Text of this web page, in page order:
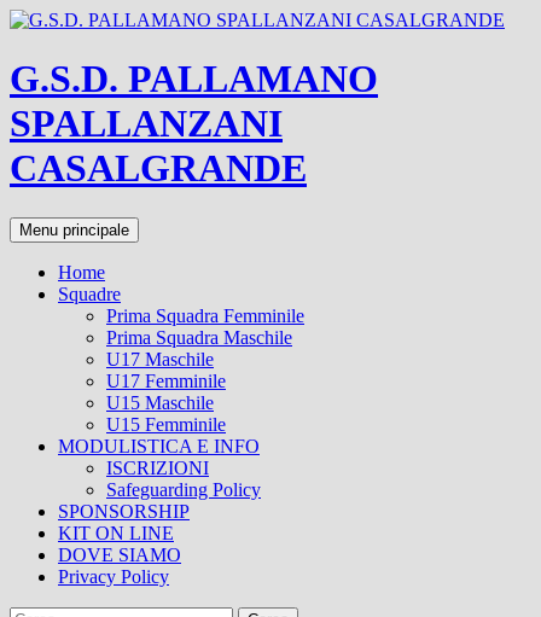
Vai
contenuto
G.S.D. PALLAMANO
SPALLANZANI
CASALGRANDE
Cerca
Menu principale
Home
Squadre
Prima Squadra Femminile
Prima Squadra Maschile
U17 Maschile
U17 Femminile
U15 Maschile
U15 Femminile
MODULISTICA E INFO
ISCRIZIONI
Safeguarding Policy
SPONSORSHIP
KIT ON LINE
DOVE SIAMO
Privacy Policy